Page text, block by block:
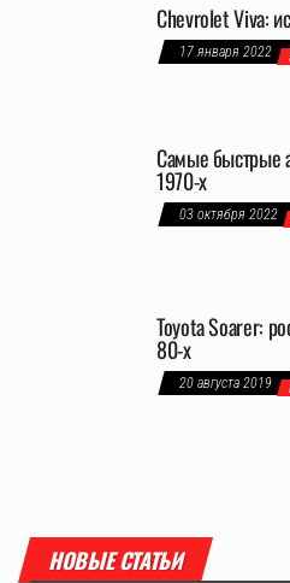
Chevrolet Viva:
17 января 2022
Самые быстрые
1970-х
03 октября 2022
Toyota Soarer:
80-х
20 августа 2019
НОВЫЕ СТАТЬИ